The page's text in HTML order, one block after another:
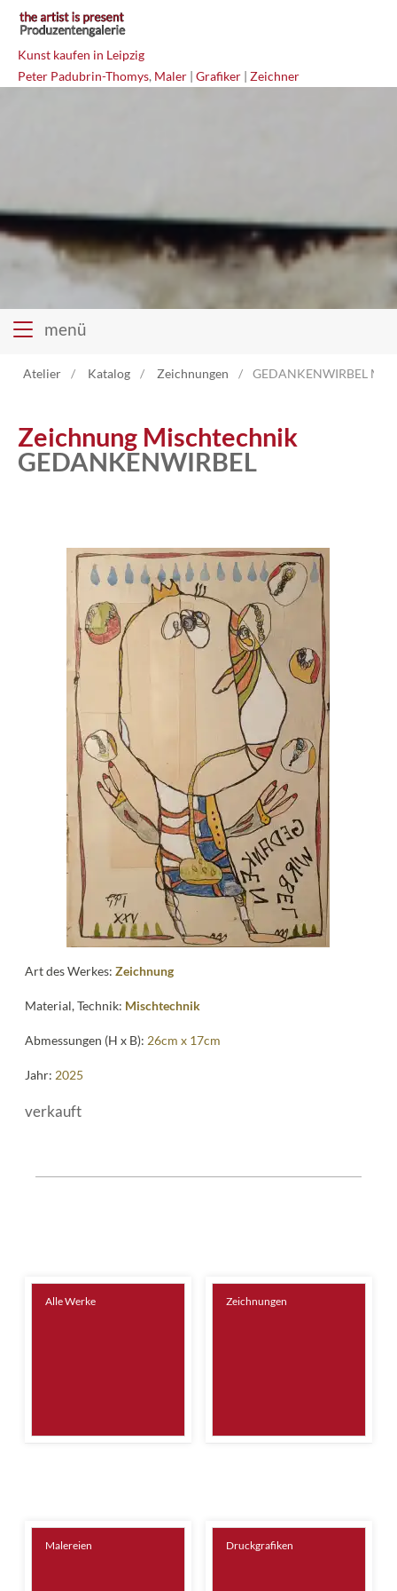
Kunst kaufen in Leipzig
Peter Padubrin-Thomys, Maler | Grafiker | Zeichner
menü
Atelier
News
Kontakt
Atelier Katalog Zeichnungen GEDANKENWIRBEL
Zeichnung Mischtechnik
GEDANKENWIRBEL
Art des Werkes:Zeichnung
Material, Technik: Mischtechnik
Abmessungen (H x B): 26cm x 17cm
Jahr: 2025
verkauft
Alle Werke Zeichnungen
Malereien Druckgrafiken